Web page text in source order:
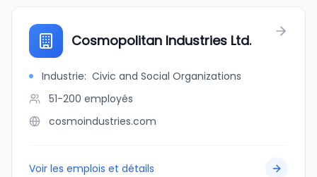
Cosmopolitan Industries Ltd.
Industrie: Civic and Social Organizations
51-200 employés
cosmoindustries.com
Voir les emplois et détails